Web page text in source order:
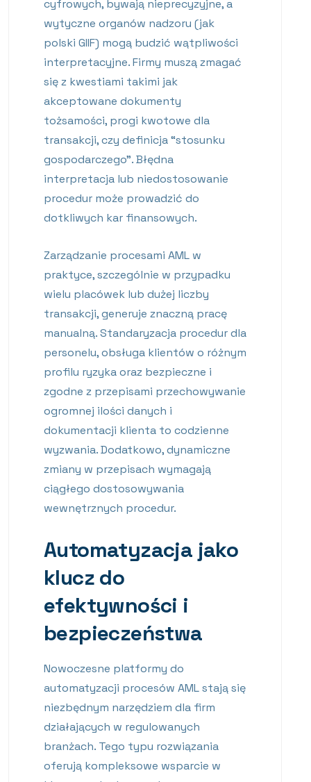
cyfrowych, bywają nieprecyzyjne, a
wytyczne organów nadzoru (jak
polski GIIF) mogą budzić wątpliwości
interpretacyjne. Firmy muszą zmagać
się z kwestiami takimi jak
akceptowane dokumenty
tożsamości, progi kwotowe dla
transakcji, czy definicja “stosunku
gospodarczego”. Błędna
interpretacja lub niedostosowanie
procedur może prowadzić do
dotkliwych kar finansowych.
Zarządzanie procesami AML w
praktyce, szczególnie w przypadku
wielu placówek lub dużej liczby
transakcji, generuje znaczną pracę
manualną. Standaryzacja procedur dla
personelu, obsługa klientów o różnym
profilu ryzyka oraz bezpieczne i
zgodne z przepisami przechowywanie
ogromnej ilości danych i
dokumentacji klienta to codzienne
wyzwania. Dodatkowo, dynamiczne
zmiany w przepisach wymagają
ciągłego dostosowywania
wewnętrznych procedur.
Automatyzacja jako
klucz do
efektywności i
bezpieczeństwa
Nowoczesne platformy do
automatyzacji procesów AML stają się
niezbędnym narzędziem dla firm
działających w regulowanych
branżach. Tego typu rozwiązania
oferują kompleksowe wsparcie w